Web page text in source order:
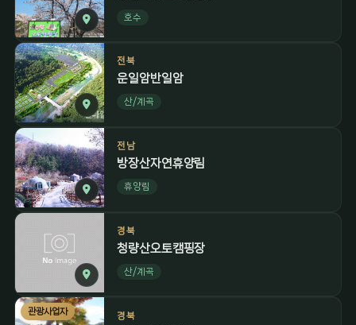
호수
전북
운일암반일암
산/계곡
전남
방장산자연휴양림
휴양림
경북
청량산오토캠핑장
산/계곡
관광사업자 경북